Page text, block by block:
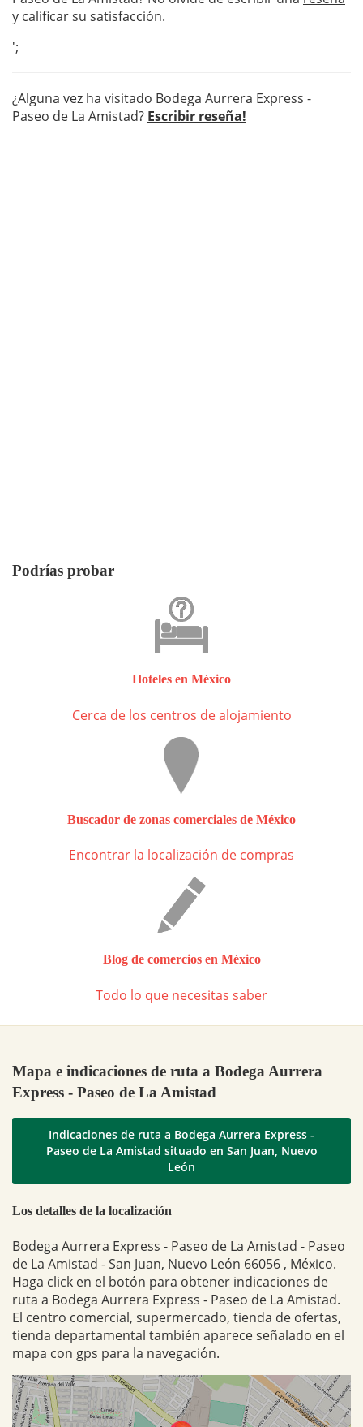
y calificar su satisfacción.
';
¿Alguna vez ha visitado Bodega Aurrera Express -
Paseo de La Amistad? Escribir reseña!
Podrías probar
Hoteles en México
Cerca de los centros de alojamiento
Buscador de zonas comerciales de México
Encontrar la localización de compras
Blog de comercios en México
Todo lo que necesitas saber
Mapa e indicaciones de ruta a Bodega Aurrera
Express - Paseo de La Amistad
Indicaciones de ruta a Bodega Aurrera Express -
Paseo de La Amistad situado en San Juan, Nuevo
León
Los detalles de la localización
Bodega Aurrera Express - Paseo de La Amistad - Paseo
de La Amistad - San Juan, Nuevo León 66056 , México.
Haga click en el botón para obtener indicaciones de
ruta a Bodega Aurrera Express - Paseo de La Amistad.
El centro comercial, supermercado, tienda de ofertas,
tienda departamental también aparece señalado en el
mapa con gps para la navegación.